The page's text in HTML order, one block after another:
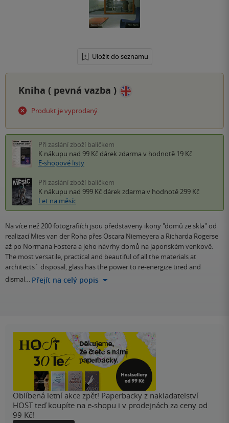
Uložit do seznamu
Kniha ( pevná vazba )
Produkt je vyprodaný.
Při zaslání zboží balíčkem
K nákupu nad 99 Kč dárek zdarma v hodnotě 19 Kč
E-shopové listy
Při zaslání zboží balíčkem
K nákupu nad 999 Kč dárek zdarma v hodnotě 299 Kč
Let na měsíc
Na více než 200 fotografiích jsou představeny ikony "domů ze skla" od
realizací Mies van der Roha přes Oscara Niemeyera a Richarda Rogerse
až po Normana Fostera a jeho návrhy domů na japonském venkově.
The most versatile, practical and beautiful of all the materials at
architects´ disposal, glass has the power to re-energize tired and
dismal… Přejít na celý popis
Oblíbená letní akce zpět! Paperbacky z nakladatelství
HOST teď koupíte na e-shopu i v prodejnách za ceny od
99 Kč!